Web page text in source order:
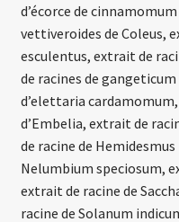
d’écorce de
vettiveroides de Coleus,
esculentus, extrait de
de racines de
d’elettaria
d’Embelia, extrait de
de racine de
Nelumbium speciosum,
extrait de racine de
racine de Solanum